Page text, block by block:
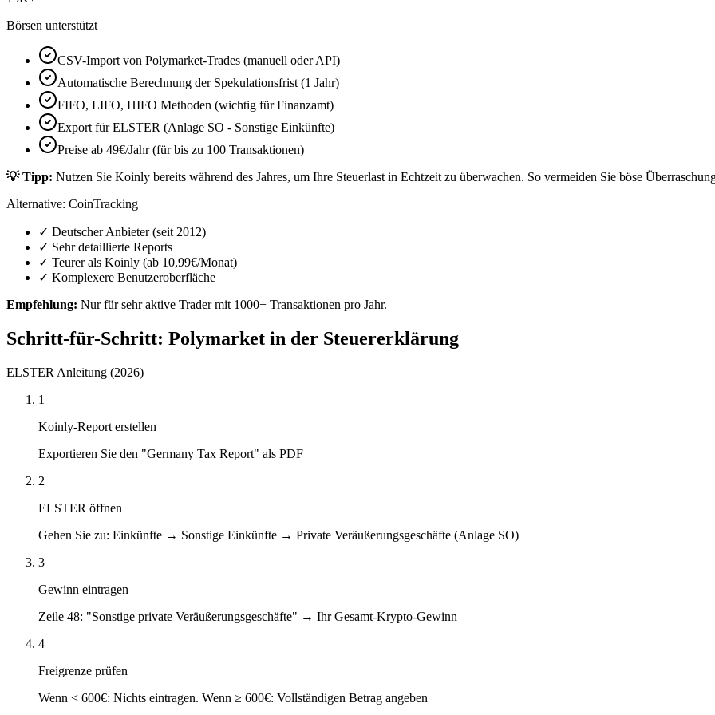
Börsen unterstützt
CSV-Import von Polymarket-Trades (manuell oder API)
Automatische Berechnung der Spekulationsfrist (1 Jahr)
FIFO, LIFO, HIFO Methoden (wichtig für Finanzamt)
Export für ELSTER (Anlage SO - Sonstige Einkünfte)
Preise ab 49€/Jahr (für bis zu 100 Transaktionen)
💡 Tipp: Nutzen Sie Koinly bereits während des Jahres, um Ihre Steuerlast in Echtzeit zu überwachen. So vermeiden Sie böse
Alternative: CoinTracking
✓ Deutscher Anbieter (seit 2012)
✓ Sehr detaillierte Reports
✓ Teurer als Koinly (ab 10,99€/Monat)
✓ Komplexere Benutzeroberfläche
Empfehlung: Nur für sehr aktive Trader mit 1000+ Transaktionen pro Jahr.
Schritt-für-Schritt: Polymarket in der Steuererklärung
ELSTER Anleitung (2026)
1
Koinly-Report erstellen
Exportieren Sie den "Germany Tax Report" als PDF
2
ELSTER öffnen
Gehen Sie zu: Einkünfte → Sonstige Einkünfte → Private Veräußerungsgeschäfte (Anlage SO)
3
Gewinn eintragen
Zeile 48: "Sonstige private Veräußerungsgeschäfte" → Ihr Gesamt-Krypto-Gewinn
4
Freigrenze prüfen
Wenn < 600€: Nichts eintragen. Wenn ≥ 600€: Vollständigen Betrag angeben